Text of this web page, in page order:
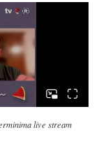
live stream